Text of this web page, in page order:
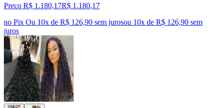
Preço R$ 1.180,17R$ 1.180,17
no Pix Ou 10x de R$ 126,90 sem jurosou 10x de R$ 126,90 sem
juros